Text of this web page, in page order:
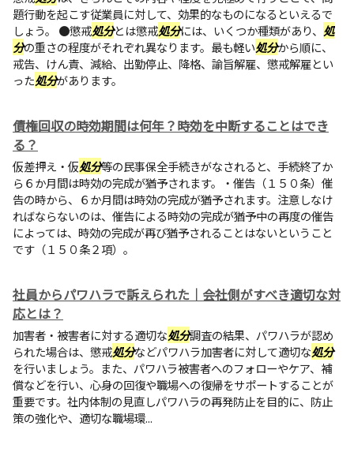
題行動を起こす従業員に対して、効果的なものになるといえるで
しょう。 ●懲戒処分とは懲戒処分には、いくつか種類があり、 処
分の重さの程度がそれぞれ異なります。最も軽い処分から順に、
戒告、けん責、減給、出勤停止、降格、諭旨解雇、懲戒解雇とい
った処分があります。
債権回収の時効期間は何年？時効を中断することはでき
る？
仮差押え・仮処分等の民事保全手続きがなされると、手続終了か
ら６か月間は時効の完成が猶予されます。・催告（１５０条）催
告の時から、６か月間は時効の完成が猶予されます。注意しなけ
ればならないのは、催告による時効の完成が猶予中の再度の催告
によっては、時効の完成が再び猶予されることはないということ
です（１５０条２項）。
社員からパワハラで訴えられた｜会社側がすべき適切な対
応とは？
加害者・被害者に対する適切な処分調査の結果、パワハラが認め
られた場合は、懲戒処分などパワハラ加害者に対して適切な処分
を行いましょう。また、パワハラ被害者へのフォローやケア、補
償などを行い、心身の回復や職場への復帰をサポートすることが
重要です。社内体制の見直しパワハラの再発防止を目的に、防止
策の強化や、適切な職場環...